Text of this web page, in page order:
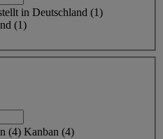
in Deutschland (1)
(1)
(4) Kanban (4)